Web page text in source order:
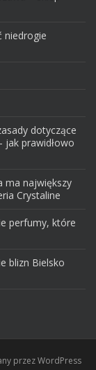
niedrogie
dotyczące
jak prawidłowo
ma największy
Crystaline
perfumy, które
blizn Bielsko
przez WordPress